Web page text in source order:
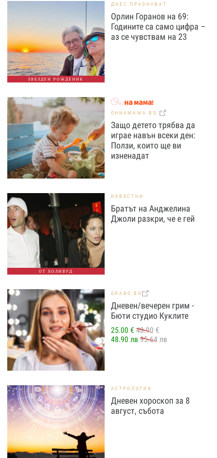
ЗВЕЗДЕН РОЖДЕНИК
ДНЕС ПРАЗНУВАТ
Орлин Горанов на 69:
Годините са само цифра –
аз се чувствам на 23
OHNAMAMA.BG
Защо детето трябва да
играе навън всеки ден:
Ползи, които ще ви
изненадат
ОТ ХОЛИВУД
ИЗВЕСТНИ
Братът на Анджелина
Джоли разкри, че е гей
GRABO.BG
Дневен/вечерен грим -
Бюти студио Куклите
25.00 € 48.90 €
48.90 лв 95.64 лв
АСТРОЛОГИЯ
Дневен хороскоп за 8
август, събота